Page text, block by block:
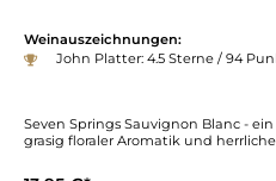
Weinauszeichnungen:
John Platter: 4.5 Sterne / 94
Seven Springs Sauvignon Blanc -
grasig floraler Aromatik und